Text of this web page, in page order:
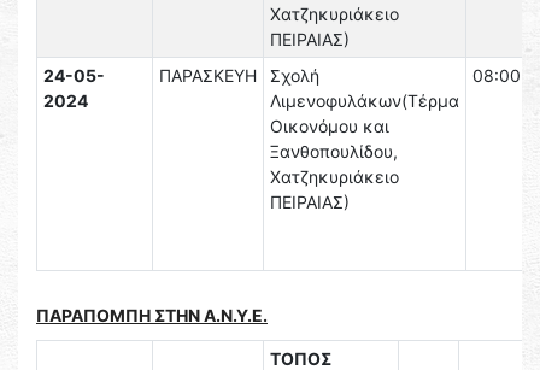
Χατζηκυριάκειο
ΠΕΙΡΑΙΑΣ)
24-05-
2024
ΠΑΡΑΣΚΕΥΗ
Σχολή
Λιμενοφυλάκων(Τέρμα
Οικονόμου και
Ξανθοπουλίδου,
Χατζηκυριάκειο
ΠΕΙΡΑΙΑΣ)
08:00
ΠΑΡΑΠΟΜΠΗ ΣΤΗΝ Α.Ν.Υ.Ε.
ΤΟΠΟΣ